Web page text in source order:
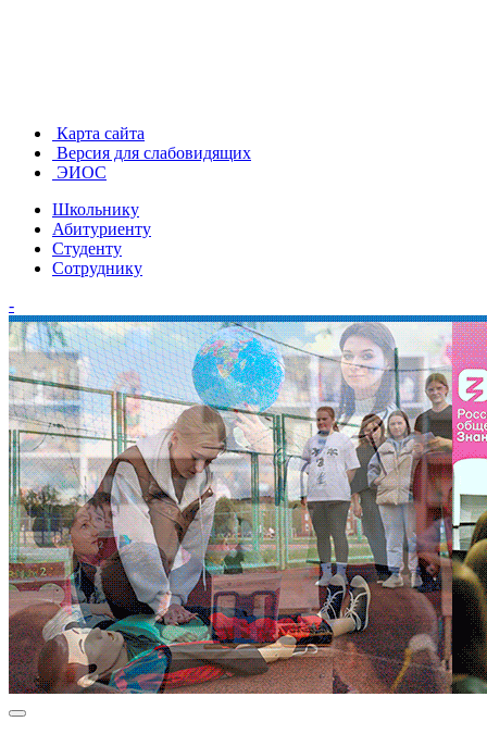
Карта сайта
Версия для слабовидящих
ЭИОС
Школьнику
Абитуриенту
Студенту
Сотруднику
-